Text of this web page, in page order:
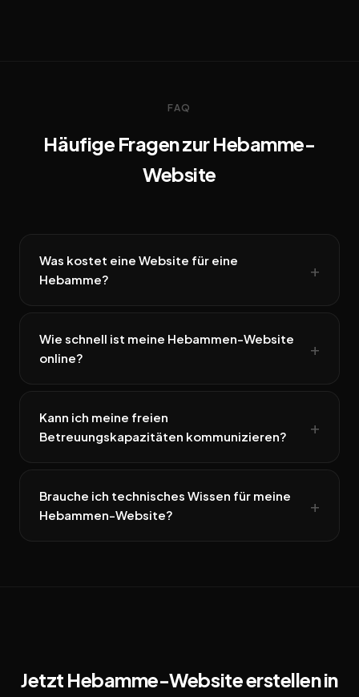
FAQ
Häufige Fragen zur Hebamme-
Website
Was kostet eine Website für eine
Hebamme?
Wie schnell ist meine Hebammen-Website
online?
Kann ich meine freien
Betreuungskapazitäten kommunizieren?
Brauche ich technisches Wissen für meine
Hebammen-Website?
Jetzt Hebamme-Website erstellen in